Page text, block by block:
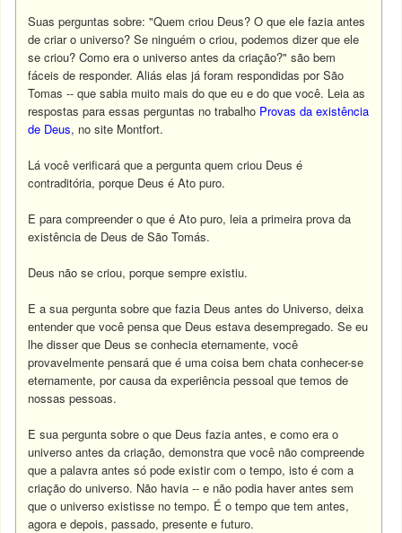
Suas perguntas sobre: "Quem criou Deus? O que ele fazia antes
de criar o universo? Se ninguém o criou, podemos dizer que ele
se criou? Como era o universo antes da criação?" são bem
fáceis de responder. Aliás elas já foram respondidas por São
Tomas -- que sabia muito mais do que eu e do que você. Leia as
respostas para essas perguntas no trabalho Provas da existência
de Deus, no site Montfort.
Lá você verificará que a pergunta quem criou Deus é
contraditória, porque Deus é Ato puro.
E para compreender o que é Ato puro, leia a primeira prova da
existência de Deus de São Tomás.
Deus não se criou, porque sempre existiu.
E a sua pergunta sobre que fazia Deus antes do Universo, deixa
entender que você pensa que Deus estava desempregado. Se eu
lhe disser que Deus se conhecia eternamente, você
provavelmente pensará que é uma coisa bem chata conhecer-se
eternamente, por causa da experiência pessoal que temos de
nossas pessoas.
E sua pergunta sobre o que Deus fazia antes, e como era o
universo antes da criação, demonstra que você não compreende
que a palavra antes só pode existir com o tempo, isto é com a
criação do universo. Não havia -- e não podia haver antes sem
que o universo existisse no tempo. É o tempo que tem antes,
agora e depois, passado, presente e futuro.